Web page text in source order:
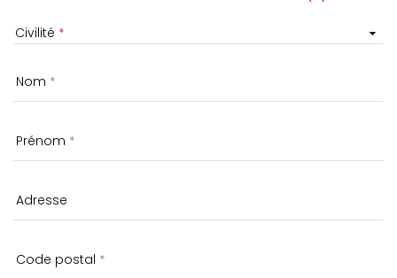
Civilité
Nom
Prénom
Adresse
Code postal